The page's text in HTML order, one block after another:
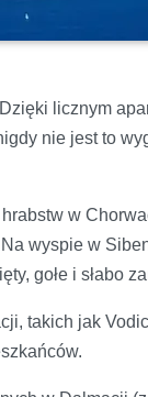
licznym
nie jest to
w
wyspie w
gołe i słabo
takich jak